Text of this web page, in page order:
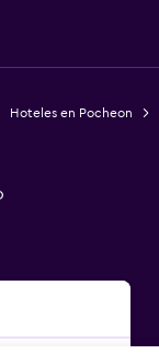
Hoteles en Pocheon